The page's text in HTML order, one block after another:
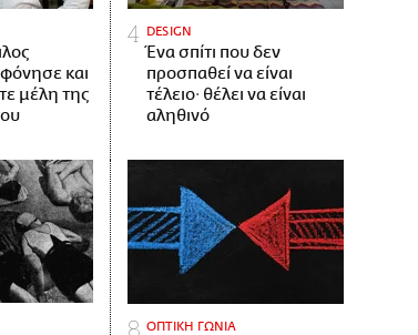
και
μέλη της
DESIGN
Ένα σπίτι που δεν
προσπαθεί να είναι
τέλειο· θέλει να είναι
αληθινό
ΟΠΤΙΚΗ ΓΩΝΙΑ